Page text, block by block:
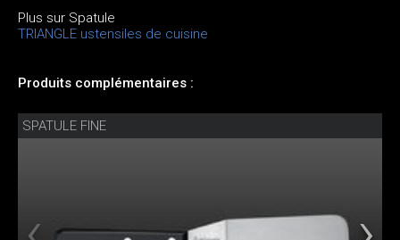
Plus sur Spatule
TRIANGLE ustensiles de cuisine
Produits complémentaires :
SPATULE FINE